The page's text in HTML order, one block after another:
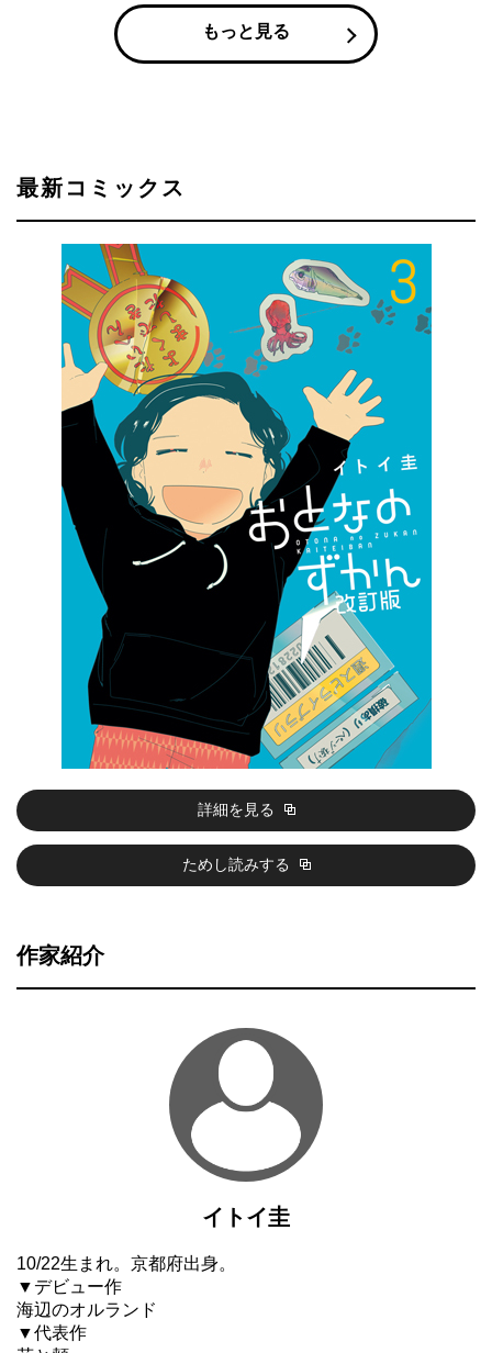
最新コミックス
詳細を見る
ためし読みする
作家紹介
イトイ圭
10/22生まれ。京都府出身。
▼デビュー作
海辺のオルランド
▼代表作
もっと見る